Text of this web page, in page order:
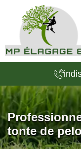
tonte de